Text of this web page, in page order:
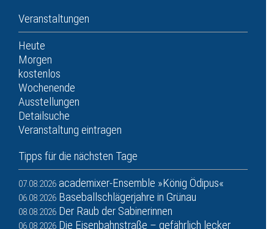
Veranstaltungen
Heute
Morgen
kostenlos
Wochenende
Ausstellungen
Detailsuche
Veranstaltung eintragen
Tipps für die nächsten Tage
07.08.2026 academixer-Ensemble »König Ödipus«
06.08.2026 Baseballschlägerjahre in Grünau
08.08.2026 Der Raub der Sabinerinnen
06.08.2026 Die Eisenbahnstraße – gefährlich lecker